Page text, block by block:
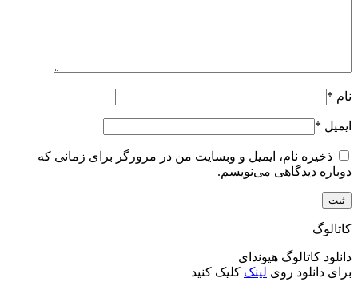
نام *
ایمیل *
ذخیره نام، ایمیل و وبسایت من در مرورگر برای زمانی که
دوباره دیدگاهی می‌نویسم.
کاتالوگ
دانلود کاتالوگ هیوندای
برای دانلود روی لینک کلیک کنید